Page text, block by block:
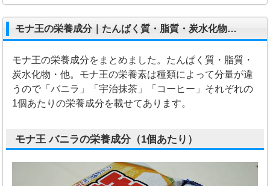
モナ王の栄養成分｜たんぱく質・脂質・炭水化物…
モナ王の栄養成分をまとめました。たんぱく質・脂質・
炭水化物・他。モナ王の栄養素は種類によって分量が違
うので「バニラ」「宇治抹茶」「コーヒー」それぞれの
1個あたりの栄養成分を載せてあります。
モナ王 バニラの栄養成分（1個あたり）